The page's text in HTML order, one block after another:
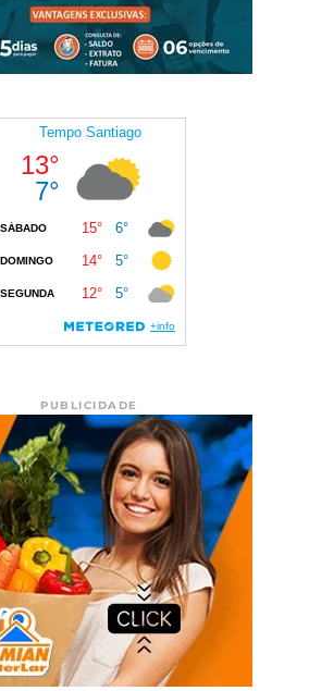
PUBLICIDADE